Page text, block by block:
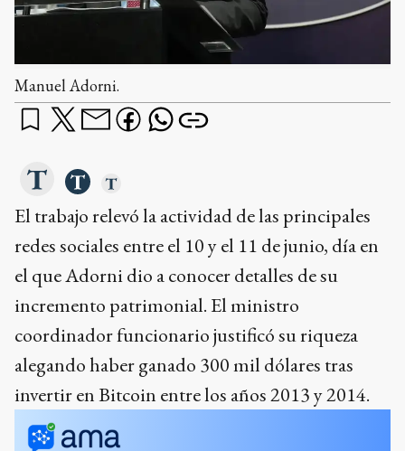
Manuel Adorni.
El trabajo relevó la actividad de las principales
redes sociales entre el 10 y el 11 de junio, día en
el que Adorni dio a conocer detalles de su
incremento patrimonial. El ministro
coordinador funcionario justificó su riqueza
alegando haber ganado 300 mil dólares tras
invertir en Bitcoin entre los años 2013 y 2014.